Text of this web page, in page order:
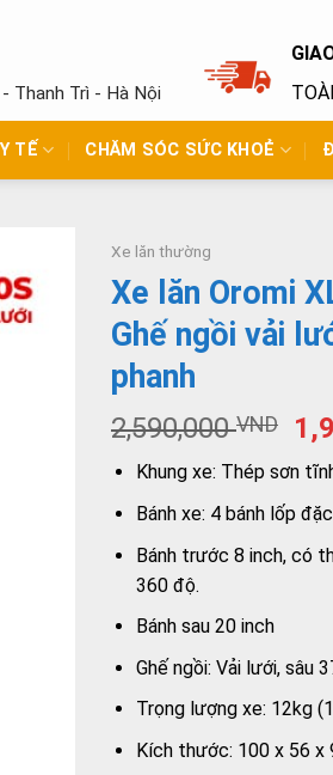
Thanh Trì - Hà Nội
TẾ CHĂM SÓC SỨC KHOẺ
Xe lăn thường
Xe lăn Oromi
Ghế ngồi vải
phanh
2,590,000VND
Khung xe: Thép sơn
Bánh xe: 4 bánh lốp
Bánh trước 8 inch, có
360 độ.
Bánh sau 20 inch
Ghế ngồi: Vải lưới, sâu
Trọng lượng xe: 12kg
Kích thước: 100 x 56 x